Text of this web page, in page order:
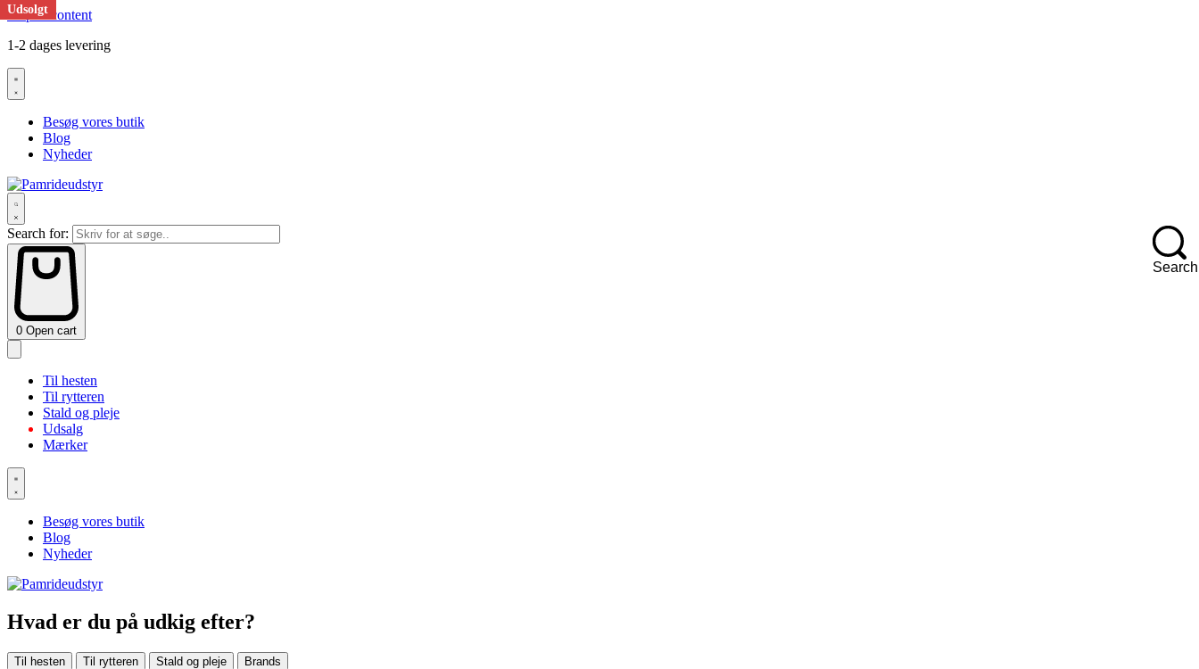
Skip to content
1-2 dages levering
Besøg vores butik
Blog
Nyheder
Search for:
Search
0 Open cart
Til hesten
Til rytteren
Stald og pleje
Udsalg
Mærker
Besøg vores butik
Blog
Nyheder
Hvad er du på udkig efter?
Til hesten Til rytteren Stald og pleje Brands
Udsolgt